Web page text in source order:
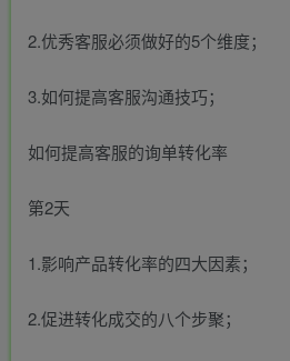
2.优秀客服必须做好的5个维度；
3.如何提高客服沟通技巧；
如何提高客服的询单转化率
第2天
1.影响产品转化率的四大因素；
2.促进转化成交的八个步聚；